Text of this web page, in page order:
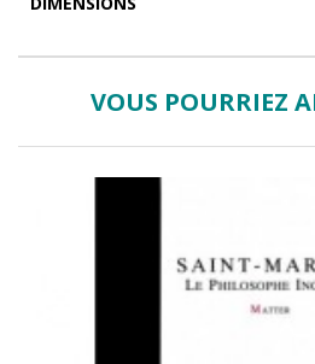
VOUS POURRIEZ